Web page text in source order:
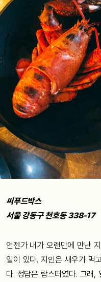
씨푸드박스
서울 강동구 천호동 338-17
언젠가 내가 오랜만에 만난
일이 있다. 지인은 새우가 먹
다. 정답은 랍스터였다. 그래,